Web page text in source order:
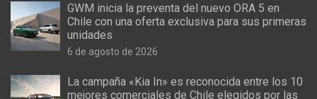
GWM inicia la preventa del nuevo ORA 5 en
Chile con una oferta exclusiva para sus primeras
unidades
6 de agosto de 2026
La campaña «Kia In» es reconocida entre los 10
mejores comerciales de Chile elegidos por las